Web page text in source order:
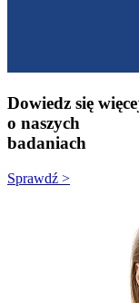
Dowiedz się
o naszych
badaniach
Sprawdź >